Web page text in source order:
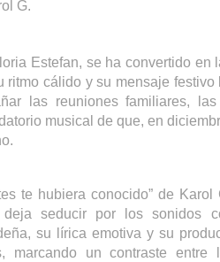
G.
Estefan, se ha convertido en
ritmo cálido y su mensaje festivo
las reuniones familiares,
musical de que, en
te hubiera conocido” de Karol
seducir por los sonidos
su lírica emotiva y su
marcando un contraste entre